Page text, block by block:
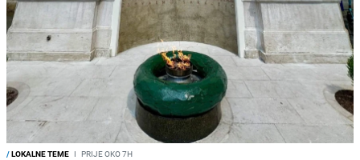
/LOKALNE TEME I PRIJE OKO 7H